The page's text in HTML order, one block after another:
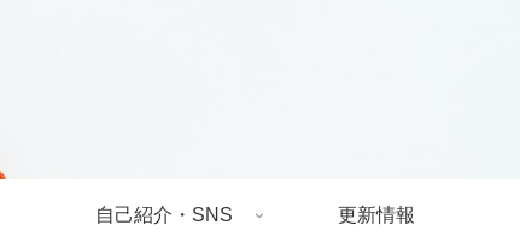
自己紹介・SNS 更新情報